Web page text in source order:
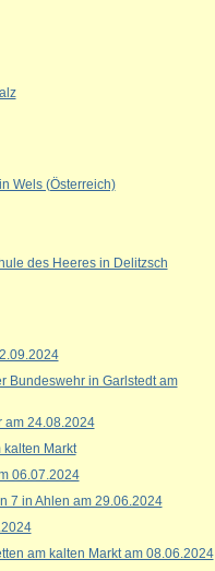
Wels (Österreich)
des Heeres in Delitzsch
Bundeswehr in Garlstedt am
am 24.08.2024
kalten Markt
06.07.2024
7 in Ahlen am 29.06.2024
am kalten Markt am 08.06.2024